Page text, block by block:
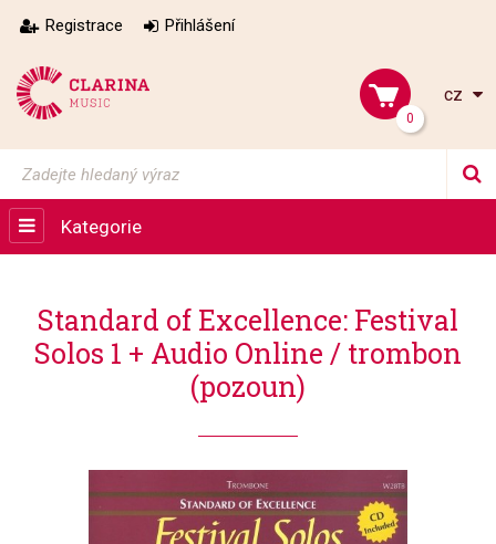
Registrace Přihlášení
0
cz
Kategorie
Standard of Excellence: Festival
Solos 1 + Audio Online / trombon
(pozoun)